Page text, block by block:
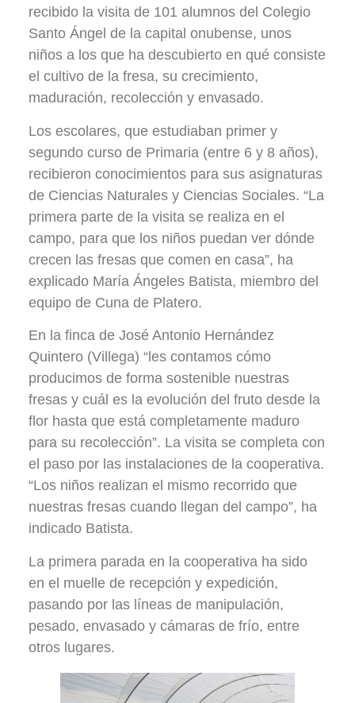
recibido la visita de 101 alumnos del Colegio
Santo Ángel de la capital onubense, unos
niños a los que ha descubierto en qué consiste
el cultivo de la fresa, su crecimiento,
maduración, recolección y envasado.
Los escolares, que estudiaban primer y
segundo curso de Primaria (entre 6 y 8 años),
recibieron conocimientos para sus asignaturas
de Ciencias Naturales y Ciencias Sociales. “La
primera parte de la visita se realiza en el
campo, para que los niños puedan ver dónde
crecen las fresas que comen en casa”, ha
explicado María Ángeles Batista, miembro del
equipo de Cuna de Platero.
En la finca de José Antonio Hernández
Quintero (Villega) “les contamos cómo
producimos de forma sostenible nuestras
fresas y cuál es la evolución del fruto desde la
flor hasta que está completamente maduro
para su recolección”. La visita se completa con
el paso por las instalaciones de la cooperativa.
“Los niños realizan el mismo recorrido que
nuestras fresas cuando llegan del campo”, ha
indicado Batista.
La primera parada en la cooperativa ha sido
en el muelle de recepción y expedición,
pasando por las líneas de manipulación,
pesado, envasado y cámaras de frío, entre
otros lugares.